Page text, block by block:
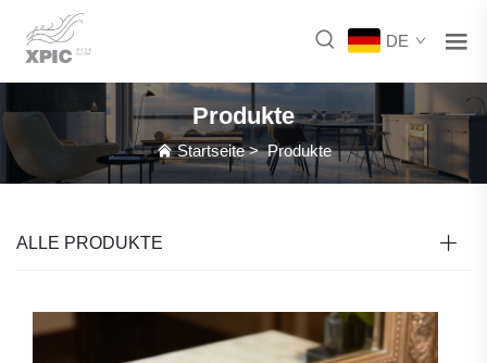
DE
Produkte
Startseite>Produkte
ALLE PRODUKTE